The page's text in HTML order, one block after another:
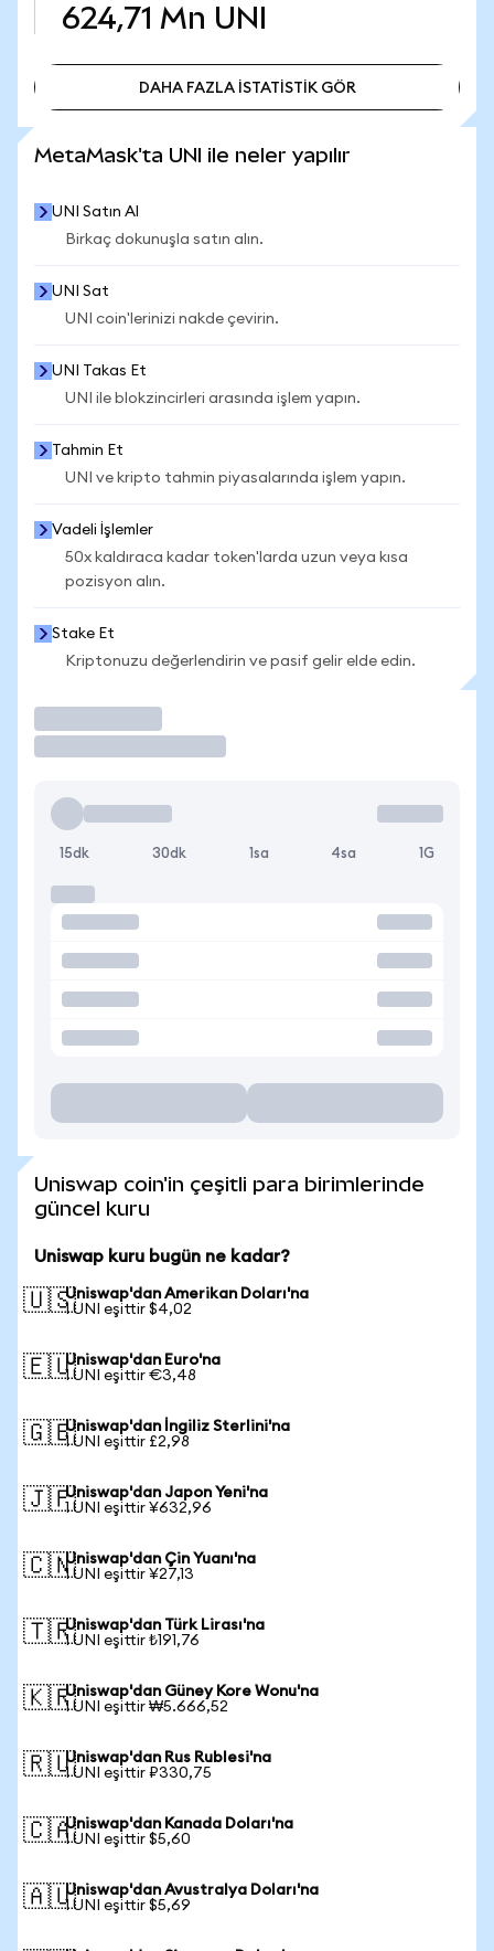
624,71 Mn UNI
DAHA FAZLA İSTATİSTİK GÖR
MetaMask'ta UNI ile neler yapılır
UNI Satın Al
Birkaç dokunuşla satın alın.
UNI Sat
UNI coin'lerinizi nakde çevirin.
UNI Takas Et
UNI ile blokzincirleri arasında işlem yapın.
Tahmin Et
UNI ve kripto tahmin piyasalarında işlem yapın.
Vadeli İşlemler
50x kaldıraca kadar token'larda uzun veya kısa
pozisyon alın.
Stake Et
Kriptonuzu değerlendirin ve pasif gelir elde edin.
15dk 30dk 1sa 4sa 1G
Uniswap coin'in çeşitli para birimlerinde
güncel kuru
Uniswap kuru bugün ne kadar?
🇺🇸Uniswap'dan Amerikan Doları'na
1 UNI eşittir $4,02
🇪🇺Uniswap'dan Euro'na
1 UNI eşittir €3,48
🇬🇧Uniswap'dan İngiliz Sterlini'na
1 UNI eşittir £2,98
🇯🇵Uniswap'dan Japon Yeni'na
1 UNI eşittir ¥632,96
🇨🇳Uniswap'dan Çin Yuanı'na
1 UNI eşittir ¥27,13
🇹🇷Uniswap'dan Türk Lirası'na
1 UNI eşittir ₺191,76
🇰🇷Uniswap'dan Güney Kore Wonu'na
1 UNI eşittir ₩5.666,52
🇷🇺Uniswap'dan Rus Rublesi'na
1 UNI eşittir ₽330,75
🇨🇦Uniswap'dan Kanada Doları'na
1 UNI eşittir $5,60
🇦🇺Uniswap'dan Avustralya Doları'na
1 UNI eşittir $5,69